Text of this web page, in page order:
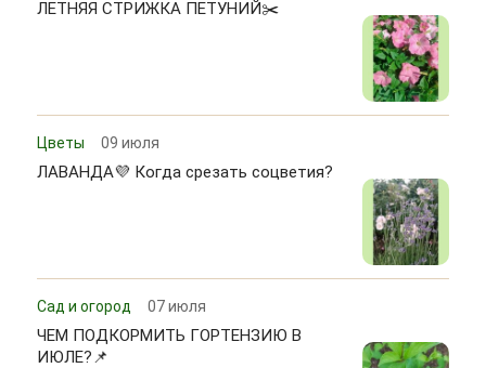
ЛЕТНЯЯ СТРИЖКА ПЕТУНИЙ✂️
Цветы 09 июля
ЛАВАНДА💜 Когда срезать соцветия?
Сад и огород 07 июля
ЧЕМ ПОДКОРМИТЬ ГОРТЕНЗИЮ В
ИЮЛЕ?📌